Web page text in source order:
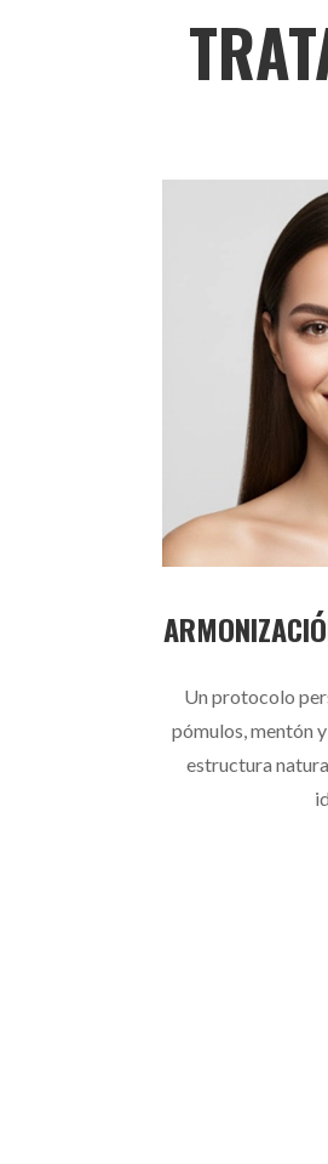
Un protocolo
pómulos, mentón
estructura